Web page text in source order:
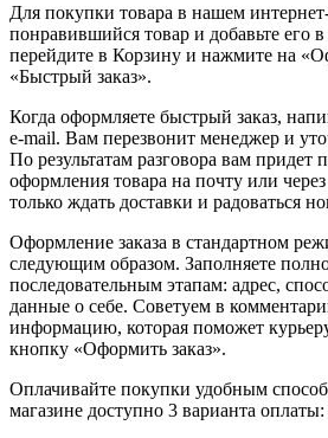
Для покупки товара в нашем
понравившийся товар и добавьте его
перейдите в Корзину и нажмите на
«Быстрый заказ».
Когда оформляете быстрый заказ,
e-mail. Вам перезвонит менеджер и
По результатам разговора вам придет
оформления товара на почту или
только ждать доставки и радоваться
Оформление заказа в стандартном
следующим образом. Заполняете
последовательным этапам: адрес,
данные о себе. Советуем в
информацию, которая поможет
кнопку «Оформить заказ».
Оплачивайте покупки удобным
магазине доступно 3 варианта оплаты: